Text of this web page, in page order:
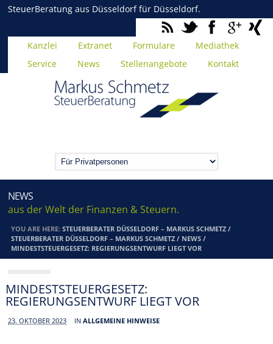
SteuerBeratung aus Düsseldorf für Düsseldorf.
Kanzlei Extranet Formulare
Mediathek
Service
News Stellenangebote Kontakt
NEWS
aus der Welt der Finanzen & Steuern.
YOU ARE HERE:STEUERBERATER DÜSSELDORF – MARKUS SCHMETZ /
STEUERBERATER DÜSSELDORF – MARKUS SCHMETZ / NEWS /
MINDESTSTEUERGESETZ: REGIERUNGSENTWURF LIEGT VOR
MINDESTSTEUERGESETZ:
REGIERUNGSENTWURF LIEGT VOR
23. OKTOBER 2023 INALLGEMEINE HINWEISE